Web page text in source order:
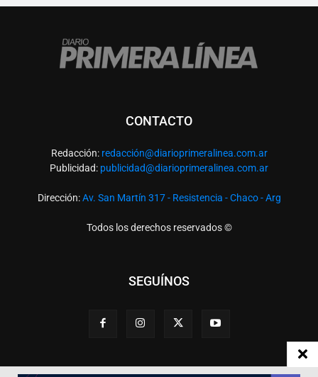
CONTACTO
Redacción: redacción@diarioprimeralinea.com.ar
Publicidad: publicidad@diarioprimeralinea.com.ar
Dirección:Av. San Martín 317 - Resistencia - Chaco - Arg
Todos los derechos reservados ©
SEGUÍNOS